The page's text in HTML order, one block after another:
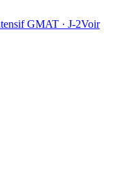
GMAT · J-2Voir